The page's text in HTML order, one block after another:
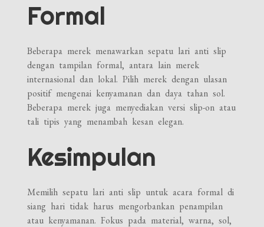
Formal
Beberapa merek menawarkan sepatu lari anti slip
dengan tampilan formal, antara lain merek
internasional dan lokal. Pilih merek dengan ulasan
positif mengenai kenyamanan dan daya tahan sol.
Beberapa merek juga menyediakan versi slip-on atau
tali tipis yang menambah kesan elegan.
Kesimpulan
Memilih sepatu lari anti slip untuk acara formal di
siang hari tidak harus mengorbankan penampilan
atau kenyamanan. Fokus pada material, warna, sol,